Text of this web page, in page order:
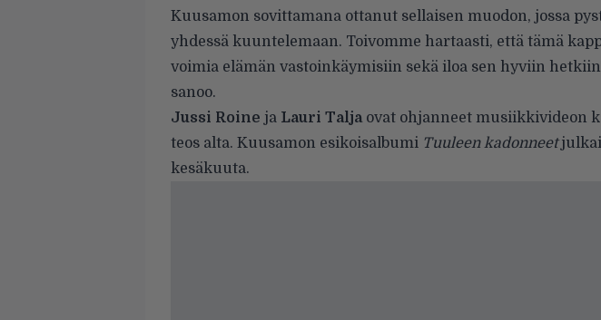
Kuusamon sovittamana ottanut sellaisen muodon, jossa
yhdessä kuuntelemaan. Toivomme hartaasti, että tämä
voimia elämän vastoinkäymisiin sekä iloa sen hyviin
sanoo.
Jussi Roine ja Lauri Taljaovat ohjanneet musiikkivideon
teos alta. Kuusamon esikoisalbumi Tuuleen kadonneet
kesäkuuta.